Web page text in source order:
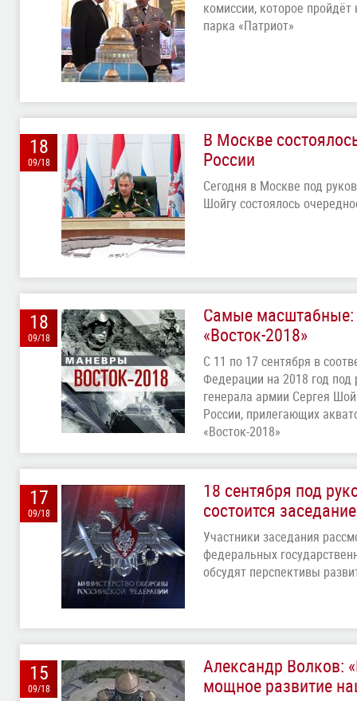
комиссии, которое пройдёт
парка «Патриот»
18
09/18
В Москве
России
Сегодня в Москве под
Шойгу состоялось
18
09/18
Самые масштабные:
«Восток-2018»
С 11 по 17 сентября в
Федерации на 2018 год
генерала армии Сергея
России, прилегающих
«Восток-2018»
17
09/18
18 сентября под
состоится
Участники заседания
федеральных
обсудят перспективы
15
09/18
Александр Волков:
мощное развитие